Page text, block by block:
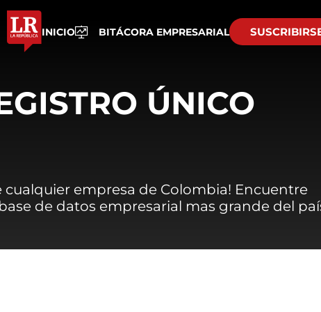
INICIO BITÁCORA EMPRESARIAL
ÚNICO
cualquier empresa de Colombia! Encuentre
de datos empresarial mas grande del